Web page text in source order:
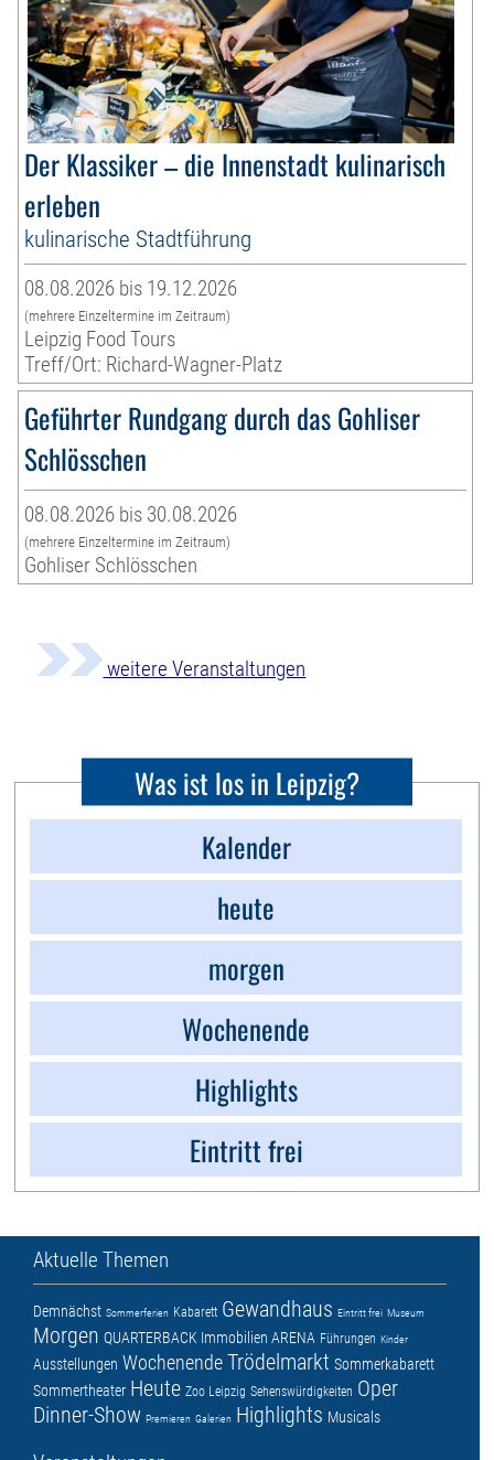
Der Klassiker – die Innenstadt kulinarisch
erleben
kulinarische Stadtführung
08.08.2026 bis 19.12.2026
(mehrere Einzeltermine im Zeitraum)
Leipzig Food Tours
Treff/Ort: Richard-Wagner-Platz
Geführter Rundgang durch das Gohliser
Schlösschen
08.08.2026 bis 30.08.2026
(mehrere Einzeltermine im Zeitraum)
Gohliser Schlösschen
weitere Veranstaltungen
Was ist los in Leipzig?
Kalender
heute
morgen
Wochenende
Highlights
Eintritt frei
Aktuelle Themen
Demnächst Sommerferien Kabarett Gewandhaus Eintritt frei Museum
Morgen QUARTERBACK Immobilien ARENA Führungen Kinder
Ausstellungen WochenendeTrödelmarkt Sommerkabarett
Sommertheater Heute Zoo Leipzig Sehenswürdigkeiten Oper
Dinner-Show Premieren Galerien Highlights Musicals